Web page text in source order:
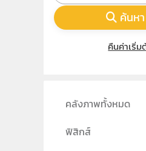
ค้นหา
คืนค่าเริ่ม
คลังภาพทั้งหมด
ฟิสิกส์